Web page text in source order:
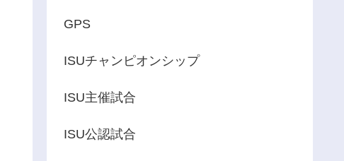
GPS
ISUチャンピオンシップ
ISU主催試合
ISU公認試合